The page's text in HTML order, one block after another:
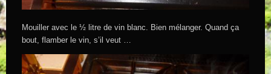
Mouiller avec le ½ litre de vin blanc. Bien mélanger. Quand ça
bout, flamber le vin, s’il veut …